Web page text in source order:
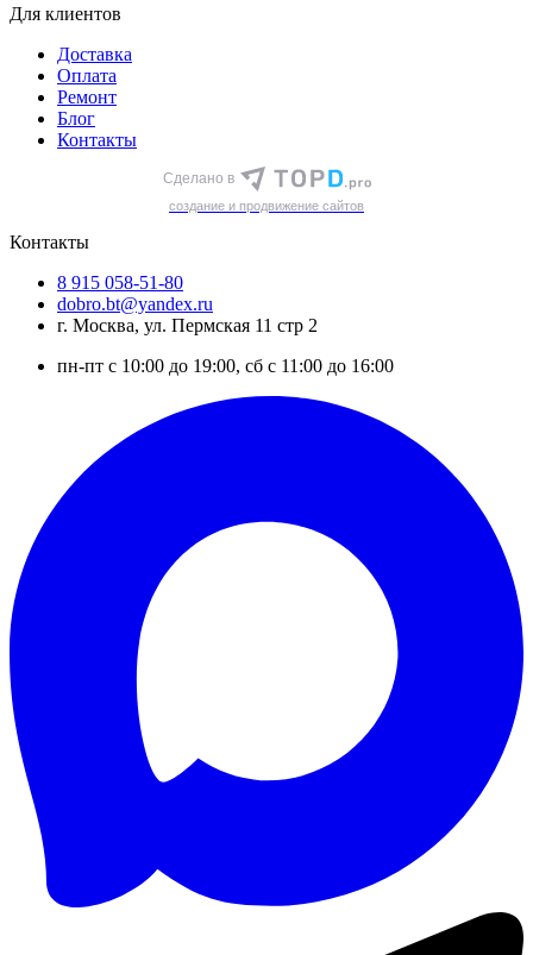
Для клиентов
Доставка
Оплата
Ремонт
Блог
Контакты
Сделано в
cоздание и продвижение сайтов
Контакты
8 915 058-51-80
dobro.bt@yandex.ru
г. Москва, ул. Пермская 11 стр 2
пн-пт с 10:00 до 19:00, сб с 11:00 до 16:00